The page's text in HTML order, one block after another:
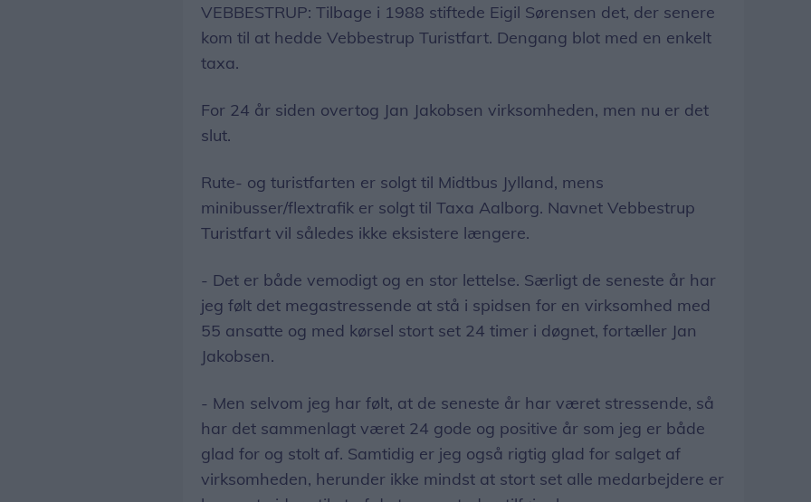
VEBBESTRUP: Tilbage i 1988 stiftede Eigil Sørensen det, der senere
kom til at hedde Vebbestrup Turistfart. Dengang blot med en enkelt
taxa.
For 24 år siden overtog Jan Jakobsen virksomheden, men nu er det
slut.
Rute- og turistfarten er solgt til Midtbus Jylland, mens
minibusser/flextrafik er solgt til Taxa Aalborg. Navnet Vebbestrup
Turistfart vil således ikke eksistere længere.
- Det er både vemodigt og en stor lettelse. Særligt de seneste år har
jeg følt det megastressende at stå i spidsen for en virksomhed med
55 ansatte og med kørsel stort set 24 timer i døgnet, fortæller Jan
Jakobsen.
- Men selvom jeg har følt, at de seneste år har været stressende, så
har det sammenlagt været 24 gode og positive år som jeg er både
glad for og stolt af. Samtidig er jeg også rigtig glad for salget af
virksomheden, herunder ikke mindst at stort set alle medarbejdere er